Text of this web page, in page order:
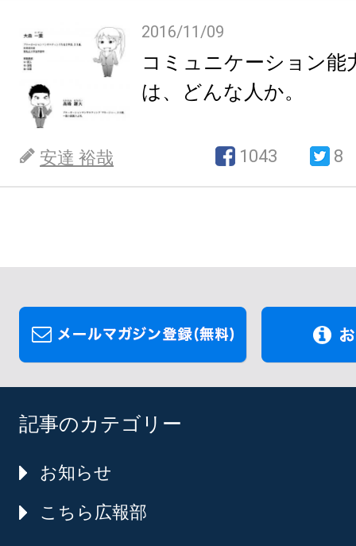
2016/11/09
コミュニケーション能
は、どんな人か。
安達 裕哉 1043 8
記事のカテゴリー
お知らせ
こちら広報部